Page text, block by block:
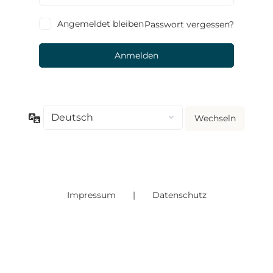
Angemeldet bleibenPasswort vergessen?
Sprache
Impressum | Datenschutz